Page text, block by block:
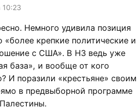
10:23
Немного удивила позиция
«более крепкие политические и
с США». В НЗ ведь уже
база», и вообще от кого
И поразили «крестьяне» своим
в предвыборной программе